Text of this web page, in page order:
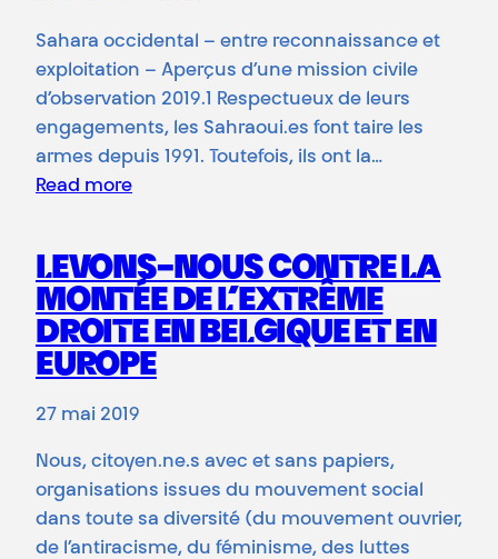
Sahara occidental – entre reconnaissance et
exploitation – Aperçus d’une mission civile
d’observation 2019.1 Respectueux de leurs
engagements, les Sahraoui.es font taire les
armes depuis 1991. Toutefois, ils ont la…
Read more
LEVONS-NOUS CONTRE LA
MONTÉE DE L’EXTRÊME
DROITE EN BELGIQUE ET EN
EUROPE
27 mai 2019
Nous, citoyen.ne.s avec et sans papiers,
organisations issues du mouvement social
dans toute sa diversité (du mouvement ouvrier,
de l’antiracisme, du féminisme, des luttes